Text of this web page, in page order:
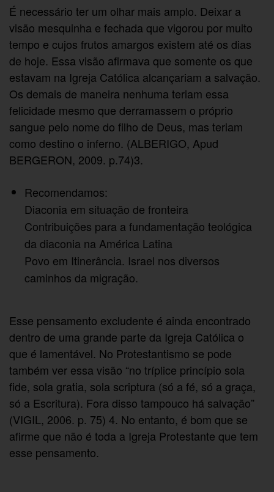
É necessário ter um olhar mais amplo. Deixar a
visão mesquinha e fechada que vigorou por muito
tempo e cujos frutos amargos existem até os dias
de hoje. Essa visão afirmava que somente os que
estavam na Igreja Católica alcançariam a salvação.
Os demais de maneira nenhuma teriam essa
felicidade mesmo que derramassem o próprio
sangue pelo nome do filho de Deus, mas teriam
como destino o inferno. (ALBERIGO, Apud
BERGERON, 2009. p.74)3.
Recomendamos:
Diaconia em situação de fronteira
Contribuições para a fundamentação teológica
da diaconia na América Latina
Povo em Itinerância. Israel nos diversos
caminhos da migração.
Esse pensamento excludente é ainda encontrado
dentro de uma grande parte da Igreja Católica o
que é lamentável. No Protestantismo se pode
também ver essa visão “no tríplice princípio sola
fide, sola gratia, sola scriptura (só a fé, só a graça,
só a Escritura). Fora disso tampouco há salvação”
(VIGIL, 2006. p. 75) 4. No entanto, é bom que se
afirme que não é toda a Igreja Protestante que tem
esse pensamento.